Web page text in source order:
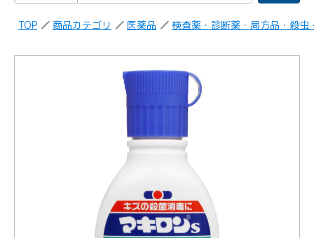
TOP 商品カテゴリ 医薬品 検査薬・診断薬・局方品・殺虫